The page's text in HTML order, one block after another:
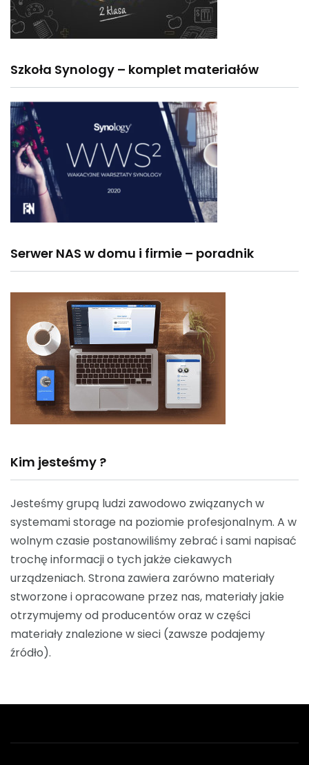
Szkoła Synology – komplet materiałów
Serwer NAS w domu i firmie – poradnik
Kim jesteśmy ?
Jesteśmy grupą ludzi zawodowo związanych w
systemami storage na poziomie profesjonalnym. A w
wolnym czasie postanowiliśmy zebrać i sami napisać
trochę informacji o tych jakże ciekawych
urządzeniach. Strona zawiera zarówno materiały
stworzone i opracowane przez nas, materiały jakie
otrzymujemy od producentów oraz w części
materiały znalezione w sieci (zawsze podajemy
źródło).